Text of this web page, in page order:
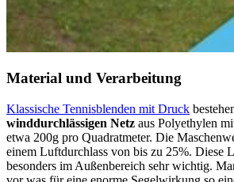
Material und Verarbeitung
Klassische Tennisblenden mit Druck
winddurchlässigen Netz aus Polyethylen
etwa 200g pro Quadratmeter. Die
einem Luftdurchlass von bis zu 25%. Diese
besonders im Außenbereich sehr wichtig.